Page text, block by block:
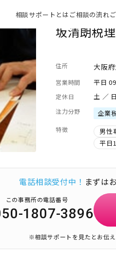
相談サポートとは ご相談の流れ
坂清朗税
住所 大阪
営業時間 平日
定休日 土 ／
注力分野 企業
特徴 男性
平日
電話相談受付中！ まずは
この事務所の電話番号
1807-3896
※相談サポートを見たとお伝え